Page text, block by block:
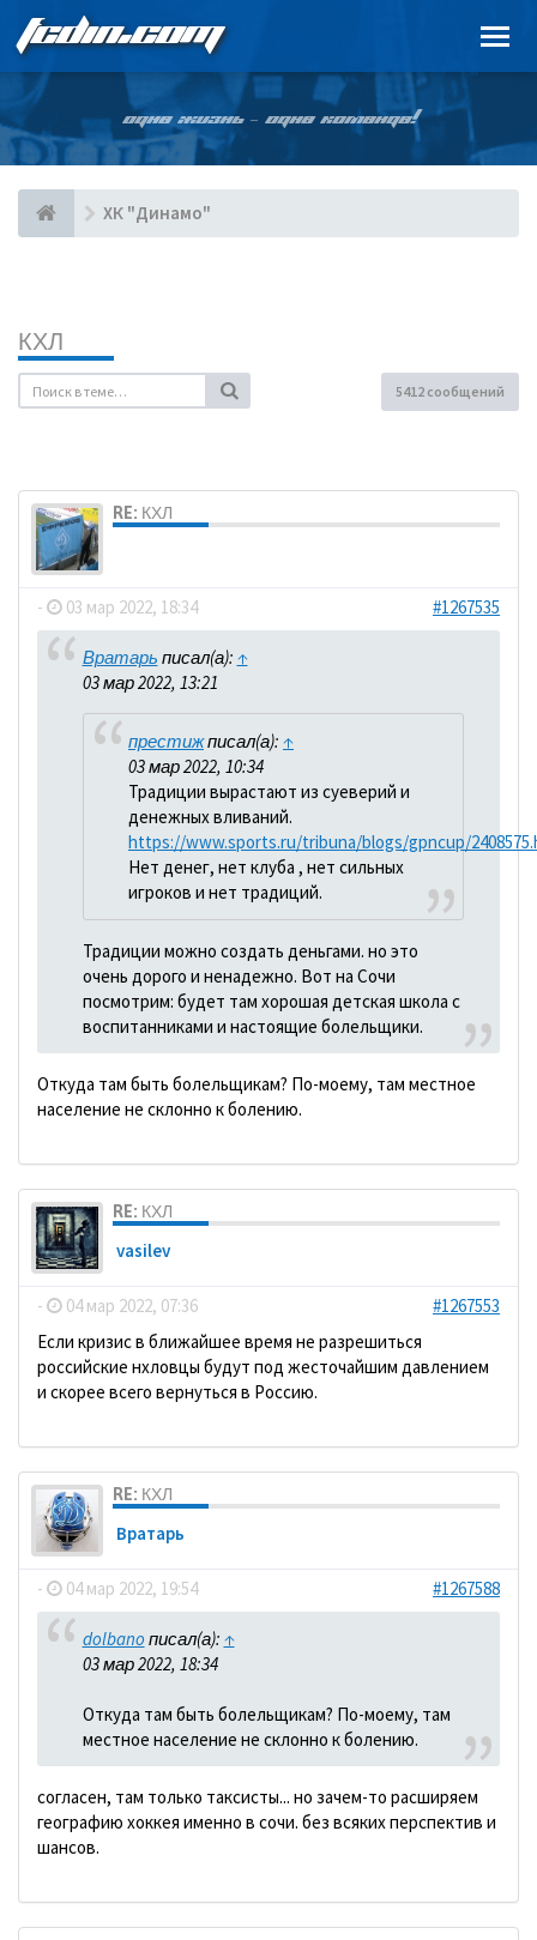
FCDIN.COM
ОДНА ЖИЗНЬ – ОДНА КОМАНДА!
ХК "Динамо"
КХЛ
5412 сообщений
RE: КХЛ
- 03 мар 2022, 18:34 #1267535
Вратарь писал(а): ↑
03 мар 2022, 13:21
престижписал(а): ↑
03 мар 2022, 10:34
Традиции вырастают из суеверий и
денежных вливаний.
https://www.sports.ru/tribuna/blogs/gpncup/
Нет денег, нет клуба , нет сильных
игроков и нет традиций.
Традиции можно создать деньгами. но это
очень дорого и ненадежно. Вот на Сочи
посмотрим: будет там хорошая детская школа с
воспитанниками и настоящие болельщики.
Откуда там быть болельщикам? По-моему, там местное
население не склонно к болению.
RE: КХЛ
vasilev
- 04 мар 2022, 07:36
#1267553
Если кризис в ближайшее время не разрешиться
российские нхловцы будут под жесточайшим давлением
и скорее всего вернуться в Россию.
RE: КХЛ
Вратарь
- 04 мар 2022, 19:54 #1267588
dolbano писал(а): ↑
03 мар 2022, 18:34
Откуда там быть болельщикам? По-моему, там
местное население не склонно к болению.
согласен, там только таксисты... но зачем-то расширяем
географию хоккея именно в сочи. без всяких перспектив и
шансов.